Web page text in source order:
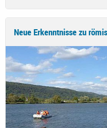
Neue Erkenntnisse zu